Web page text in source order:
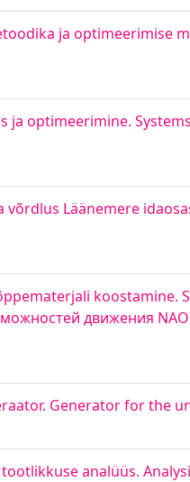
ja optimeerimise
ja optimeerimine.
Läänemere
движения
Generator for the
analüüs.